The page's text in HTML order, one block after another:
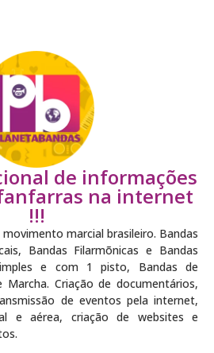
de informações
na internet
!!!
marcial brasileiro. Bandas
Bandas Filarmõnicas e Bandas
e com 1 pisto, Bandas de
Marcha. Criação de documentários,
de eventos pela internet,
e aérea, criação de websites e